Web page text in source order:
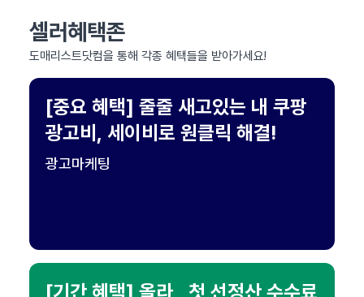
셀러혜택존
도매리스트닷컴을 통해 각종 혜택들을 받아가세요!
[중요 혜택] 줄줄 새고있는 내 쿠팡
광고비, 세이비로 원클릭 해결!
광고마케팅
[기간 혜택] 올라 , 첫 선정산 수수료